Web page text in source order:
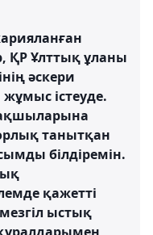
ҚР Ұлттық ұланы
әскери
істеуде.
танытқан
білдіремін.
қажетті
ыстық